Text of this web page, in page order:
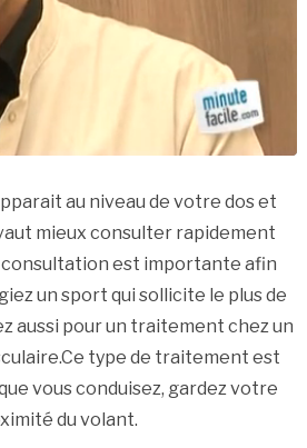
au niveau de votre dos et
mieux consulter rapidement
est importante afin
un sport qui sollicite le plus de
aussi pour un traitement chez un
type de traitement est
vous conduisez, gardez votre
du volant.